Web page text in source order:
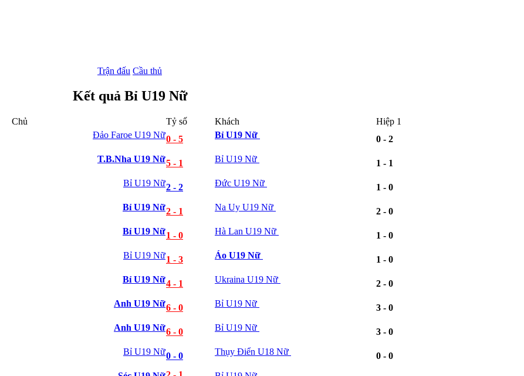
Belarus
Bosnia-Herzgovina
Bulgary
Bắc Ireland
Croatia
Estonia
Gibralta
Hy Lạp
Ireland
Kazakhstan
Kosovo
Liechtenstein
Luxembourg
Moldova
Na Uy
Phần Lan
San Marino
Trận đấu Cầu thủ
Kết quả Bỉ U19 Nữ
Chủ Tỷ số Khách
Hiệp 1
Đảo Faroe U19 Nữ0 - 5 Bỉ U19 Nữ 0 - 2
T.B.Nha U19 Nữ5 - 1 Bỉ U19 Nữ 1 - 1
Bỉ U19 Nữ2 - 2 Đức U19 Nữ 1 - 0
Bỉ U19 Nữ2 - 1 Na Uy U19 Nữ 2 - 0
Bỉ U19 Nữ1 - 0 Hà Lan U19 Nữ 1 - 0
Bỉ U19 Nữ1 - 3 Áo U19 Nữ 1 - 0
Bỉ U19 Nữ4 - 1 Ukraina U19 Nữ 2 - 0
Anh U19 Nữ6 - 0 Bỉ U19 Nữ 3 - 0
Anh U19 Nữ6 - 0 Bỉ U19 Nữ 3 - 0
Bỉ U19 Nữ0 - 0 Thụy Điển U18 Nữ 0 - 0